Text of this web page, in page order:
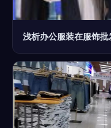
浅析办公服装在服饰